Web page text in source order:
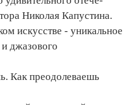
Николая Капустина.
искусстве - уникальное
джазового
Как преодолеваешь